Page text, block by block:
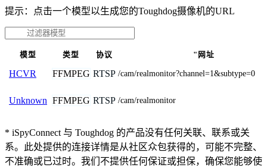
提示：点击一个模型以生成您的Toughdog摄像机的URL
模型 类型 协议 "网址
HCVR FFMPEG RTSP /cam/realmonitor?channel=1&subtype=0
Unknown FFMPEG RTSP /cam/realmonitor
* iSpyConnect 与 Toughdog 的产品没有任何关联、联系或关
系。此处提供的连接详情是从社区众包获得的，可能不完整、
不准确或已过时。我们不提供任何保证或担保，确保您能够使